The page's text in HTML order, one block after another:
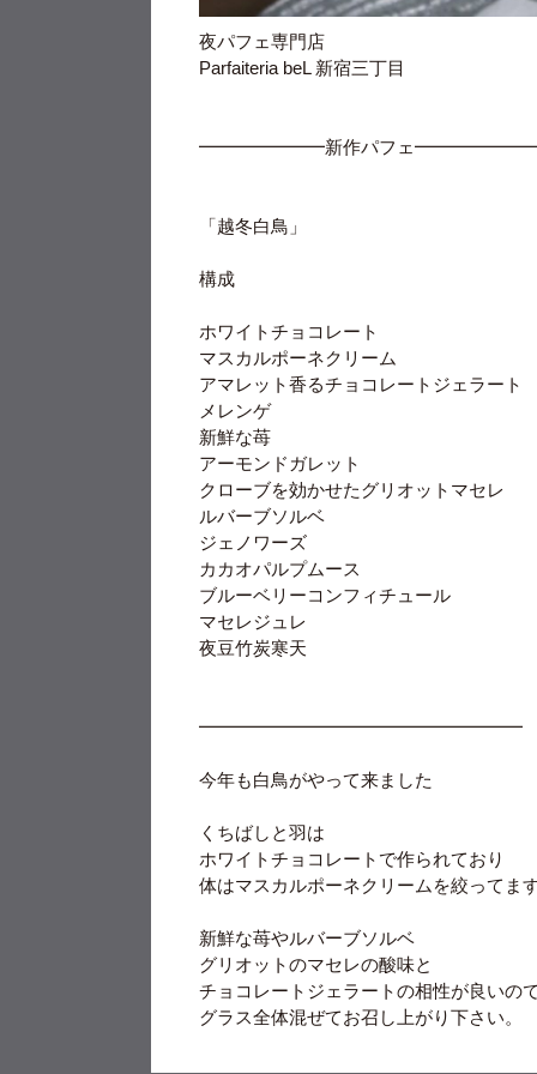
夜パフェ専門店
Parfaiteria beL 新宿三丁目
━━━━━━━新作パフェ
「越冬白鳥」
構成
ホワイトチョコレート
マスカルポーネクリーム
アマレット香るチョコレートジェラート
メレンゲ
新鮮な苺
アーモンドガレット
クローブを効かせたグリオットマセレ
ルバーブソルベ
ジェノワーズ
カカオパルプムース
ブルーベリーコンフィチュール
マセレジュレ
夜豆竹炭寒天
━━━━━━━━━━━━━━━━━━
今年も白鳥がやって来ました
くちばしと羽は
ホワイトチョコレートで作られており
体はマスカルポーネクリームを絞ってま
新鮮な苺やルバーブソルベ
グリオットのマセレの酸味と
チョコレートジェラートの相性が良いの
グラス全体混ぜてお召し上がり下さい。